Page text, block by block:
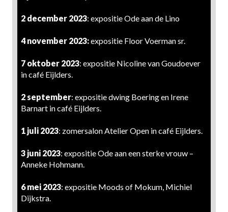
2 december 2023: expositie Ode aan de Lino
4 november 2023:expositie Floor Voerman sr.
7 oktober 2023: expositie Nicoline van Goudoever
in café Eijlders.
2 september: expositie dwing Boering en Irene
Barnart in café Eijlders.
1 juli 2023: zomersalon Atelier Open in café Eijlders.
3 juni 2023: expositie Ode aan een sterke vrouw –
Anneke Hohmann.
6 mei 2023: expositie Moods of Mokum, Michiel
Dijkstra.